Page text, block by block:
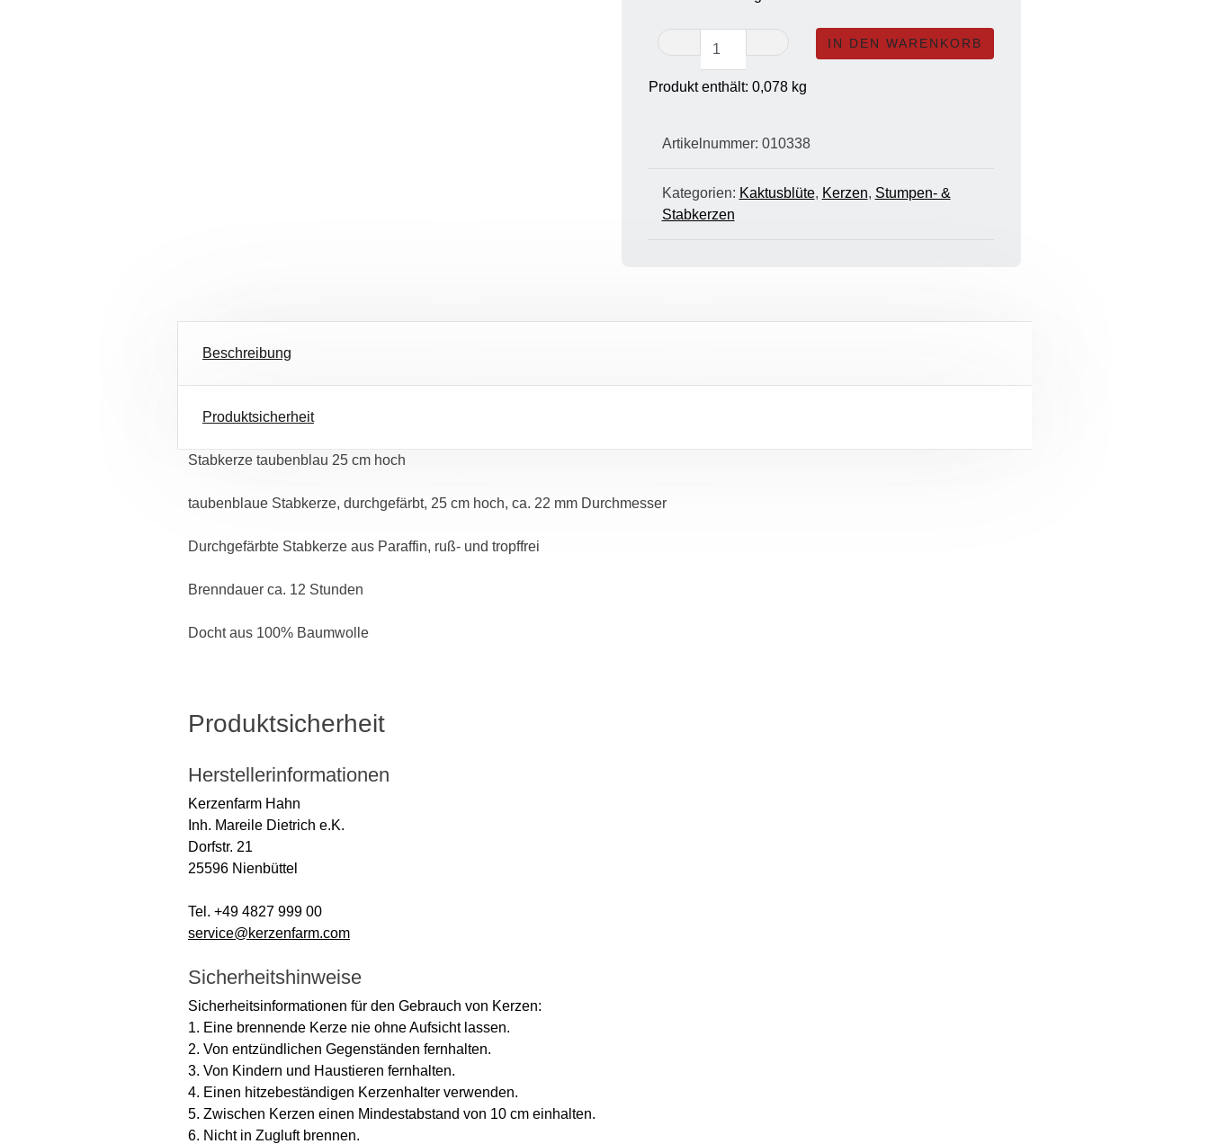
25
-
Stück
IN DEN WARENKORB
Produkt enthält: 0,078 kg
Artikelnummer: 010338
Kategorien: Kaktusblüte, Kerzen, Stumpen- &
Stabkerzen
Beschreibung
Produktsicherheit
Stabkerze taubenblau 25 cm hoch
taubenblaue Stabkerze, durchgefärbt, 25 cm hoch, ca. 22 mm Durchmesser
Durchgefärbte Stabkerze aus Paraffin, ruß- und tropffrei
Brenndauer ca. 12 Stunden
Docht aus 100% Baumwolle
Produktsicherheit
Herstellerinformationen
Kerzenfarm Hahn
Inh. Mareile Dietrich e.K.
Dorfstr. 21
25596 Nienbüttel
Tel. +49 4827 999 00
service@kerzenfarm.com
Sicherheitshinweise
Sicherheitsinformationen für den Gebrauch von Kerzen:
1. Eine brennende Kerze nie ohne Aufsicht lassen.
2. Von entzündlichen Gegenständen fernhalten.
3. Von Kindern und Haustieren fernhalten.
4. Einen hitzebeständigen Kerzenhalter verwenden.
5. Zwischen Kerzen einen Mindestabstand von 10 cm einhalten.
6. Nicht in Zugluft brennen.